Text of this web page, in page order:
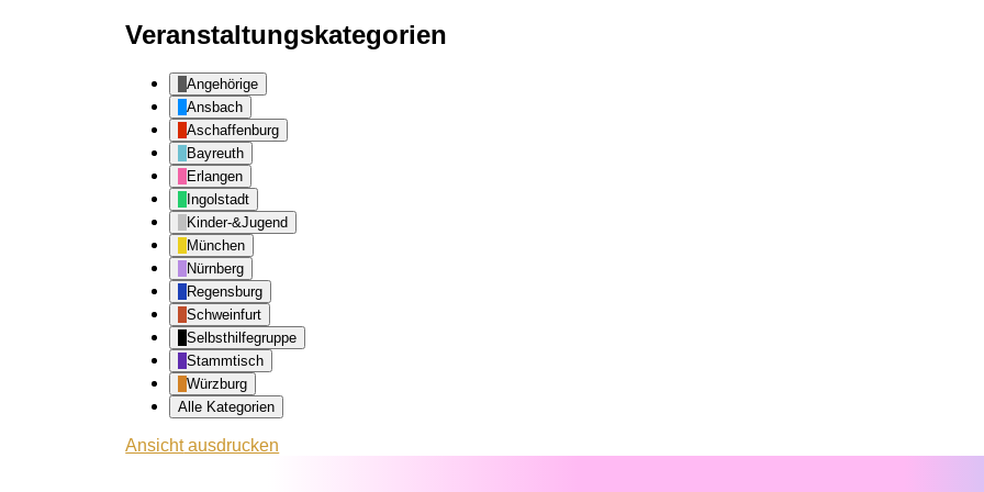
Veranstaltungskategorien
Angehörige
Ansbach
Aschaffenburg
Bayreuth
Erlangen
Ingolstadt
Kinder-&Jugend
München
Nürnberg
Regensburg
Schweinfurt
Selbsthilfegruppe
Stammtisch
Würzburg
Alle Kategorien
Ansichtausdrucken